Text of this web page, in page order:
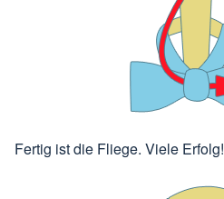
Fertig ist die Fliege. Viele Erfolg!